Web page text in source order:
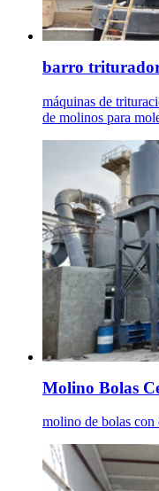
barro
máquinas de
de molinos para
Molino Bolas
molino de bolas